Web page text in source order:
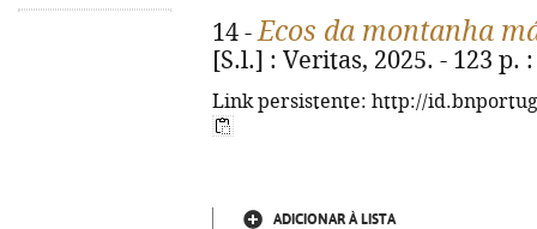
14 -Ecos da montanha
[S.l.] : Veritas, 2025. - 123 p.
Link persistente: http://
ADICIONAR À LISTA